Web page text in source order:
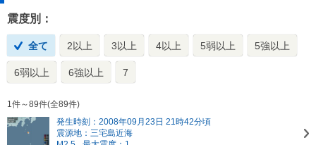
震度別：
全て 2以上 3以上 4以上 5弱以上 5強以上
6弱以上 6強以上 7
1件～89件(全89件)
発生時刻：2008年09月23日 21時42分頃
震源地：三宅島近海